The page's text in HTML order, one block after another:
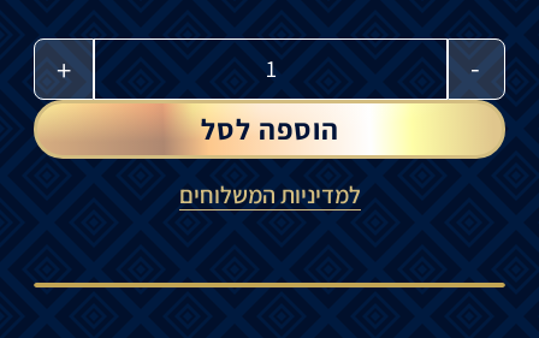
-
+
הוספה לסל
למדיניות המשלוחים